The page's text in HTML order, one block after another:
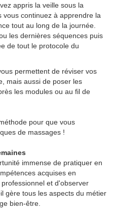
appris la veille sous la
vous continuez à apprendre la
tout au long de la journée.
les dernières séquences puis
de tout le protocole du
permettent de réviser vos
mais aussi de poser les
les modules ou au fil de
pour que vous
de massages !
immense de pratiquer en
acquises en
et d'observer
gère tous les aspects du métier
bien-être.